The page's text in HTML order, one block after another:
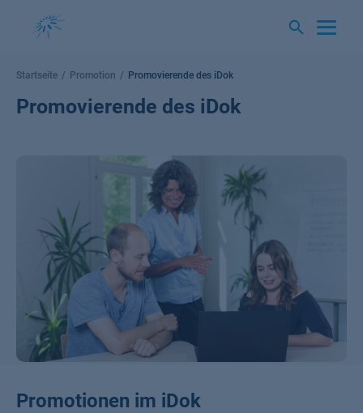
Startseite Promotion Promovierende des iDok
Promovierende des iDok
Promotionen im iDok